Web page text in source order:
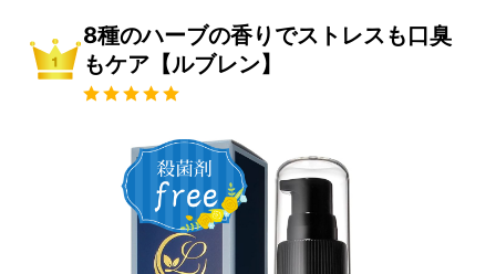
8種のハーブの香りでストレスも口臭
もケア【ルブレン】